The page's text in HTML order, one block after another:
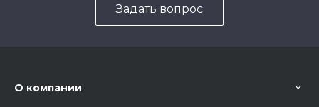
Задать вопрос
О компании